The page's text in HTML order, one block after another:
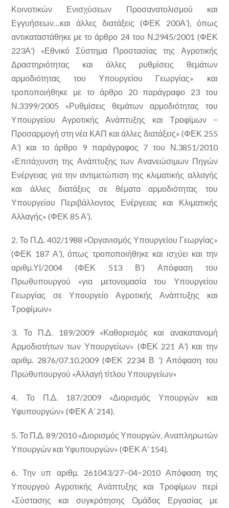
Κοινοτικών Ενισχύσεων Προσανατολισμού και
Εγγυήσεων…και άλλες διατάξεις (ΦΕΚ 200Α’), όπως
αντικαταστάθηκε με το άρθρο 24 του Ν.2945/2001 (ΦΕΚ
223Α’) «Εθνικό Σύστημα Προστασίας της Αγροτικής
Δραστηριότητας και άλλες ρυθμίσεις θεμάτων
αρμοδιότητας του Υπουργείου Γεωργίας» και
τροποποιήθηκε με το άρθρο 20 παράγραφο 23 του
Ν.3399/2005 «Ρυθμίσεις θεμάτων αρμοδιότητας του
Υπουργείου Αγροτικής Ανάπτυξης και Τροφίμων −
Προσαρμογή στη νέα ΚΑΠ και άλλες διατάξεις» (ΦΕΚ 255
Α’) και το άρθρο 9 παράγραφος 7 του Ν.3851/2010
«Επιτάχυνση της Ανάπτυξης των Ανανεώσιμων Πηγών
Ενέργειας για την αντιμετώπιση της κλιματικής αλλαγής
και άλλες διατάξεις σε θέματα αρμοδιότητας του
Υπουργείου Περιβάλλοντος Ενέργειας και Κλιματικής
Αλλαγής» (ΦΕΚ 85 Α’).
2. Το Π.Δ. 402/1988 «Οργανισμός Υπουργείου Γεωργίας»
(ΦΕΚ 187 Α’), όπως τροποποιήθηκε και ισχύει και την
αριθμ.ΥΙ/2004 (ΦΕΚ 513 Β’) Απόφαση του
Πρωθυπουργού «για μετονομασία του Υπουργείου
Γεωργίας σε Υπουργείο Αγροτικής Ανάπτυξης και
Τροφίμων»
3. Το Π.Δ. 189/2009 «Καθορισμός και ανακατανομή
Αρμοδιοτήτων των Υπουργείων» (ΦΕΚ 221 Α’) και την
αριθμ. 2876/07.10.2009 (ΦΕΚ 2234 Β ’) Απόφαση του
Πρωθυπουργού «Αλλαγή τίτλου Υπουργείων»
4. Το Π.Δ. 187/2009 «Διορισμός Υπουργών και
Υφυπουργών» (ΦΕΚ Α’ 214).
5. Το Π.Δ. 89/2010 «Διορισμός Υπουργών, Αναπληρωτών
Υπουργών και Υφυπουργών» (ΦΕΚ Α’ 154).
6. Την υπ αριθμ. 261043/27−04−2010 Απόφαση της
Υπουργού Αγροτικής Ανάπτυξης και Τροφίμων περί
«Σύστασης και συγκρότησης Ομάδας Εργασίας με